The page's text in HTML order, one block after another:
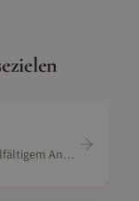
Thailands größte Insel mit vielfältigem Angebot